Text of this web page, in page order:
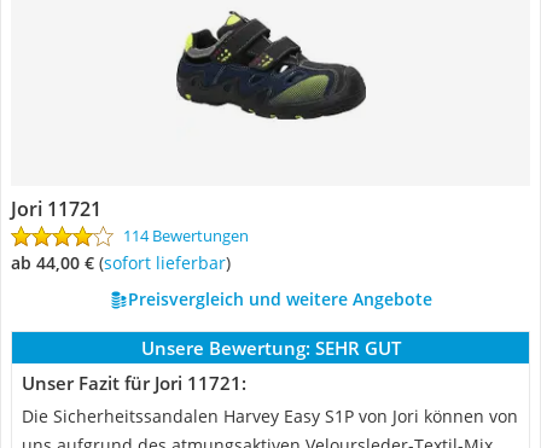
Jori 11721
114 Bewertungen
ab 44,00 € ( Sofort lieferbar)
Preisvergleich und weitere Angebote
Unsere Bewertung: SEHR GUT
Unser Fazit für Jori 11721:
Die Sicherheitssandalen Harvey Easy S1P von Jori können von